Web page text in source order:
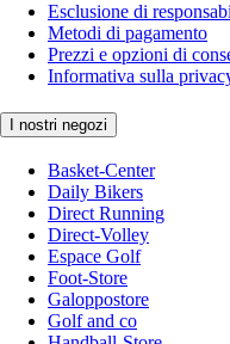
Esclusione di
Metodi di pagamento
Prezzi e opzioni di
Informativa sulla
I nostri negozi
Basket-Center
Daily Bikers
Direct Running
Direct-Volley
Espace Golf
Foot-Store
Galoppostore
Golf and co